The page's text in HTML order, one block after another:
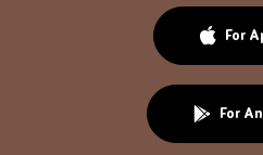
For
For